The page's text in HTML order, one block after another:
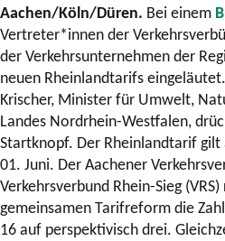
Aachen/Köln/Düren. Bei einem
Vertreter*innen der
der Verkehrsunternehmen der
neuen Rheinlandtarifs
Krischer, Minister für Umwelt,
Landes Nordrhein-Westfalen,
Startknopf. Der Rheinlandtarif
01. Juni. Der Aachener
Verkehrsverbund Rhein-Sieg
gemeinsamen Tarifreform die
16 auf perspektivisch drei.